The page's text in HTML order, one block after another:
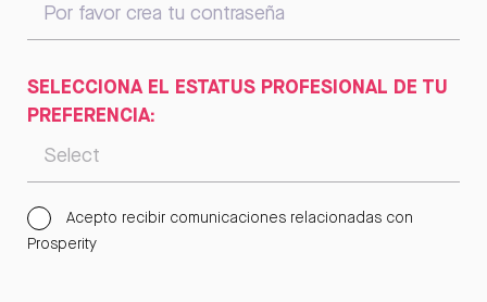
SELECCIONA EL ESTATUS PROFESIONAL DE TU
PREFERENCIA:
Acepto recibir comunicaciones relacionadas con
Prosperity